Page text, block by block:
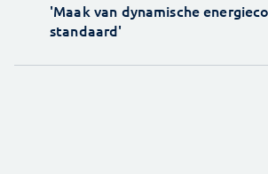
'Maak van dynamische
standaard'